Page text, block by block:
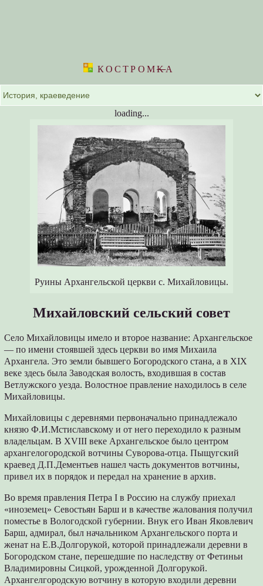
КОСТРОМKА
loading...
Руины Архангельской церкви с. Михайловицы.
Михайловский сельский совет
Село Михайловицы имело и второе название: Архангельское
— по имени стоявшей здесь церкви во имя Михаила
Архангела. Это земли бывшего Богородского стана, а в XIX
веке здесь была Заводская волость, входившая в состав
Ветлужского уезда. Волостное правление находилось в селе
Михайловицы.
Михайловицы с деревнями первоначально принадлежало
князю Ф.И.Мстиславскому и от него переходило к разным
владельцам. В XVIII веке Архангельское было центром
архангелогородской вотчины Суворова-отца. Пыщугский
краевед Д.П.Дементьев нашел часть документов вотчины,
привел их в порядок и передал на хранение в архив.
Во время правления Петра I в Россию на службу приехал
«иноземец» Севостьян Барш и в качестве жалования получил
поместье в Вологодской губернии. Внук его Иван Яковлевич
Барш, адмирал, был начальником Архангельского порта и
женат на Е.В.Долгорукой, которой принадлежали деревни в
Богородском стане, перешедшие по наследству от Фетиньи
Владимировны Сицкой, урожденной Долгорукой.
Архангелгородскую вотчину в которую входили деревни